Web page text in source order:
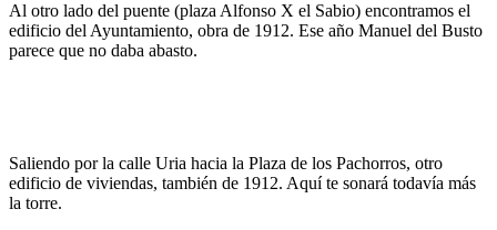
Al otro lado del puente (plaza Alfonso X el Sabio) encontramos el
edificio del Ayuntamiento, obra de 1912. Ese año Manuel del Busto
parece que no daba abasto.
Saliendo por la calle Uria hacia la Plaza de los Pachorros, otro
edificio de viviendas, también de 1912. Aquí te sonará todavía más
la torre.